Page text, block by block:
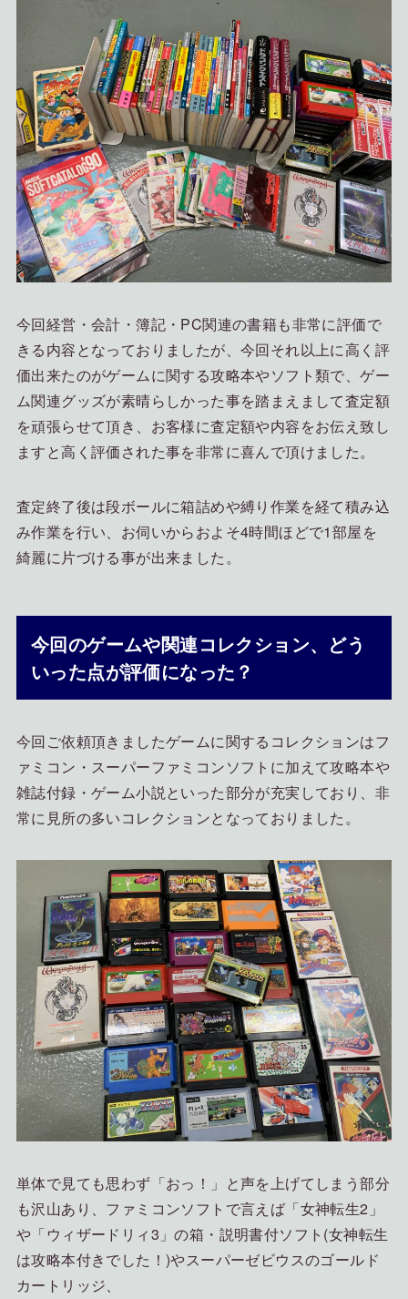
今回経営・会計・簿記・PC関連の書籍も非常に評価で
きる内容となっておりましたが、今回それ以上に高く評
価出来たのがゲームに関する攻略本やソフト類で、ゲー
ム関連グッズが素晴らしかった事を踏まえまして査定額
を頑張らせて頂き、お客様に査定額や内容をお伝え致し
ますと高く評価された事を非常に喜んで頂けました。
査定終了後は段ボールに箱詰めや縛り作業を経て積み込
み作業を行い、お伺いからおよそ4時間ほどで1部屋を
綺麗に片づける事が出来ました。
今回のゲームや関連コレクション、どう
いった点が評価になった？
今回ご依頼頂きましたゲームに関するコレクションはフ
ァミコン・スーパーファミコンソフトに加えて攻略本や
雑誌付録・ゲーム小説といった部分が充実しており、非
常に見所の多いコレクションとなっておりました。
単体で見ても思わず「おっ！」と声を上げてしまう部分
も沢山あり、ファミコンソフトで言えば「女神転生2」
や「ウィザードリィ3」の箱・説明書付ソフト(女神転生
は攻略本付きでした！)やスーパーゼビウスのゴールド
カートリッジ、